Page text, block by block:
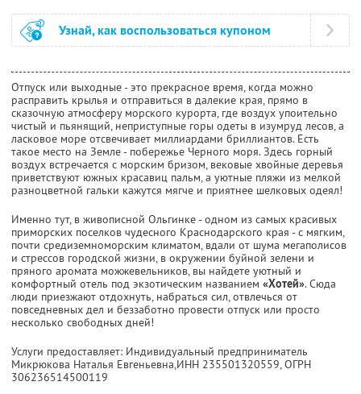
Узнай, как воспользоваться купоном
Отпуск или выходные - это прекрасное время, когда можно
расправить крылья и отправиться в далекие края, прямо в
сказочную атмосферу морского курорта, где воздух упоительно
чистый и пьянящий, неприступные горы одеты в изумруд лесов, а
ласковое море отсвечивает миллиардами бриллиантов. Есть
такое место на Земле - побережье Черного моря. Здесь горный
воздух встречается с морским бризом, вековые хвойные деревья
приветствуют южных красавиц пальм, а уютные пляжи из мелкой
разноцветной гальки кажутся мягче и приятнее шелковых одеял!
Именно тут, в живописной Ольгинке - одном из самых красивых
приморских поселков чудесного Краснодарского края - с мягким,
почти средиземноморским климатом, вдали от шума мегаполисов
и стрессов городской жизни, в окружении буйной зелени и
пряного аромата можжевельников, вы найдете уютный и
комфортный отель под экзотическим названием «Хотей». Сюда
люди приезжают отдохнуть, набраться сил, отвлечься от
повседневных дел и беззаботно провести отпуск или просто
несколько свободных дней!
Услуги предоставляет: Индивидуальный предприниматель
Микрюкова Наталья Евгеньевна,ИНН 235501320559, ОГРН
306236514500119